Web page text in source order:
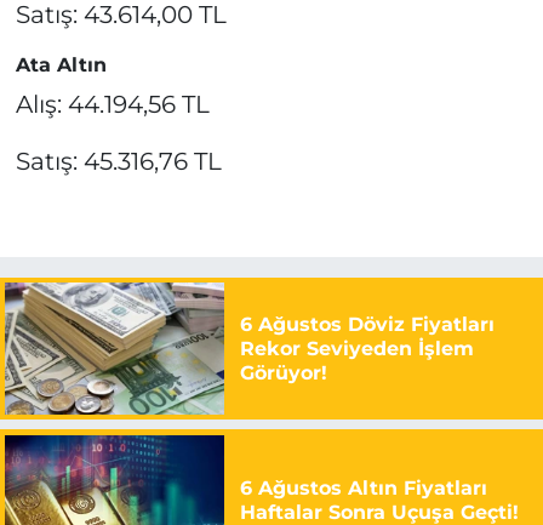
Satış: 43.614,00 TL
Ata Altın
Alış: 44.194,56 TL
Satış: 45.316,76 TL
6 Ağustos Döviz Fiyatları
Rekor Seviyeden İşlem
Görüyor!
6 Ağustos Altın Fiyatları
Haftalar Sonra Uçuşa Geçti!